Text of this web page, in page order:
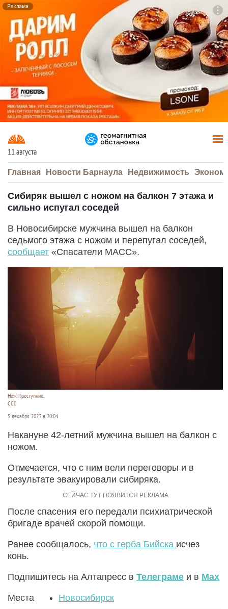
Реклама
11 августа
Главная Новости Барнаула Недвижимость
Сибиряк вышел с ножом на балкон 7 этажа и
сильно испугал соседей
В Новосибирске мужчина вышел на балкон
седьмого этажа с ножом и перепугал соседей,
сообщает «Спасатели МАСС».
Нож. Преступник.
CC0
5 декабря 2023 в 20:04
Накануне 42-летний мужчина вышел на балкон с
ножом.
Отмечается, что с ним вели переговоры и в
результате эвакуировали сибиряка.
После спасения его передали психиатрической
бригаде врачей скорой помощи.
Ранее сообщалось, что с герба Бийска исчез
конь.
Подпишитесь на Алтапресс в Телеграме и в Max
Места Новосибирск